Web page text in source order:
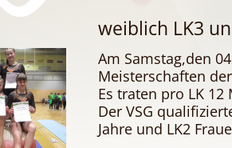
weiblich LK3
Am Samstag,den
Meisterschaften
Es traten pro LK
Der VSG
Jahre und LK2